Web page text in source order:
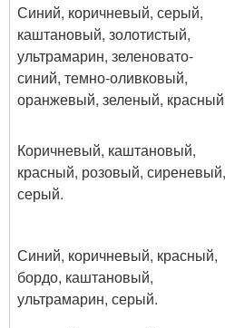
Синий, коричневый, серый,
каштановый, золотистый,
ультрамарин, зеленовато-
синий, темно-оливковый,
оранжевый, зеленый,
Коричневый, каштановый,
красный, розовый, сиреневый,
серый.
Синий, коричневый, красный,
бордо, каштановый,
ультрамарин, серый.